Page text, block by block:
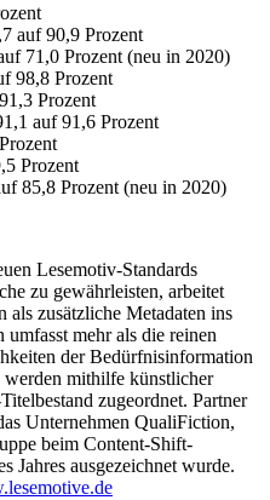
auf 90,9 Prozent
71,0 Prozent (neu in 2020)
98,8 Prozent
Prozent
auf 91,6 Prozent
Prozent
85,8 Prozent (neu in 2020)
Lesemotiv-Standards
zu gewährleisten, arbeitet
zusätzliche Metadaten ins
mehr als die reinen
der Bedürfnisinformation
mithilfe künstlicher
zugeordnet. Partner
Unternehmen QualiFiction,
beim Content-Shift-
Jahres ausgezeichnet wurde.